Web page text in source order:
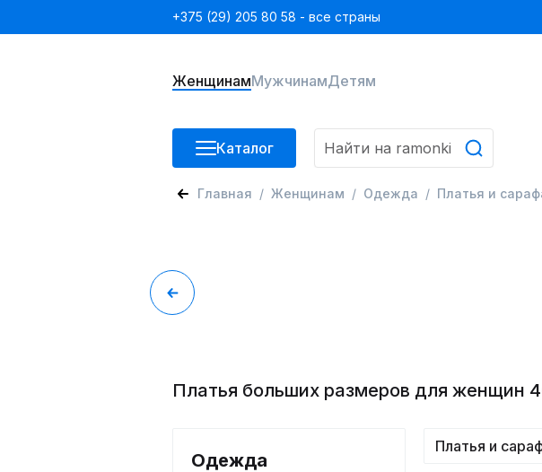
+375 (29) 205 80 58 - все страны
ЖенщинамМужчинамДетям
Каталог
Главная Женщинам Одежда Платья и
Платья больших размеров для женщин
Одежда
Платья и